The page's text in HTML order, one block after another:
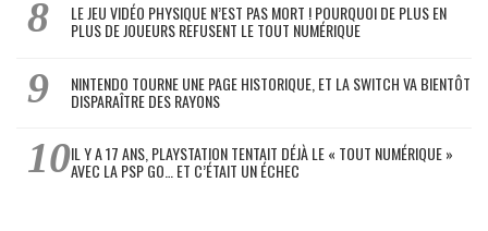
LE JEU VIDÉO PHYSIQUE N’EST PAS MORT ! POURQUOI DE PLUS EN
PLUS DE JOUEURS REFUSENT LE TOUT NUMÉRIQUE
NINTENDO TOURNE UNE PAGE HISTORIQUE, ET LA SWITCH VA BIENTÔT
DISPARAÎTRE DES RAYONS
IL Y A 17 ANS, PLAYSTATION TENTAIT DÉJÀ LE « TOUT NUMÉRIQUE »
AVEC LA PSP GO… ET C’ÉTAIT UN ÉCHEC